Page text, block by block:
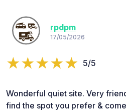
rpdpm
17/05/2026
5/5
Wonderful quiet site. Very
find the spot you prefer &